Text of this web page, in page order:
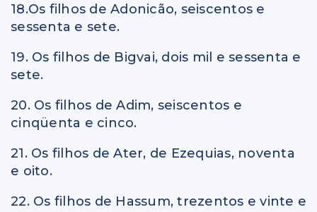
18.Os filhos de Adonicão, seiscentos e
sessenta e sete.
19. Os filhos de Bigvai, dois mil e sessenta e
sete.
20. Os filhos de Adim, seiscentos e
cinqüenta e cinco.
21. Os filhos de Ater, de Ezequias, noventa
e oito.
22. Os filhos de Hassum, trezentos e vinte e